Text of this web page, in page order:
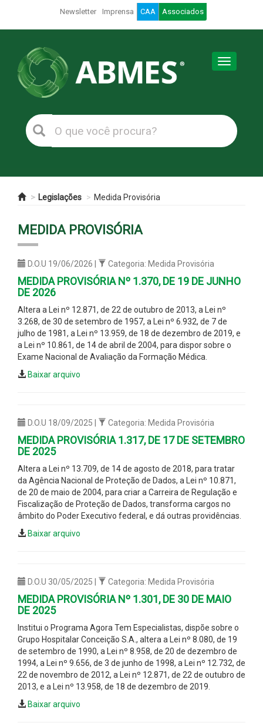
Newsletter Imprensa CAA Associados
Toggle
Legislações Medida Provisória
MEDIDA PROVISÓRIA
D.O.U 19/06/2026 | Categoria: Medida Provisória
MEDIDA PROVISÓRIA Nº 1.370, DE 19 DE JUNHO
DE 2026
Altera a Lei nº 12.871, de 22 de outubro de 2013, a Lei nº
3.268, de 30 de setembro de 1957, a Lei nº 6.932, de 7 de
julho de 1981, a Lei nº 13.959, de 18 de dezembro de 2019, e
a Lei nº 10.861, de 14 de abril de 2004, para dispor sobre o
Exame Nacional de Avaliação da Formação Médica.
Baixar arquivo
D.O.U 18/09/2025 | Categoria: Medida Provisória
MEDIDA PROVISÓRIA 1.317, DE 17 DE SETEMBRO
DE 2025
Altera a Lei nº 13.709, de 14 de agosto de 2018, para tratar
da Agência Nacional de Proteção de Dados, a Lei nº 10.871,
de 20 de maio de 2004, para criar a Carreira de Regulação e
Fiscalização de Proteção de Dados, transforma cargos no
âmbito do Poder Executivo federal, e dá outras providências.
Baixar arquivo
D.O.U 30/05/2025 | Categoria: Medida Provisória
MEDIDA PROVISÓRIA Nº 1.301, DE 30 DE MAIO
DE 2025
Institui o Programa Agora Tem Especialistas, dispõe sobre o
Grupo Hospitalar Conceição S.A., altera a Lei nº 8.080, de 19
de setembro de 1990, a Lei nº 8.958, de 20 de dezembro de
1994, a Lei nº 9.656, de 3 de junho de 1998, a Lei nº 12.732, de
22 de novembro de 2012, a Lei nº 12.871, de 22 de outubro de
2013, e a Lei nº 13.958, de 18 de dezembro de 2019.
Baixar arquivo